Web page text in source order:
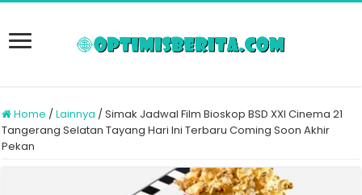
Home /Lainnya /Simak Jadwal Film Bioskop BSD XXI Cinema 21
Tangerang Selatan Tayang Hari Ini Terbaru Coming Soon Akhir
Pekan